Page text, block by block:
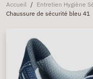
Accueil / Entretien Hygiène
Chaussure de sécurité bleu 41